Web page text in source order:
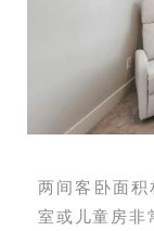
两间客卧面
室或儿童房非